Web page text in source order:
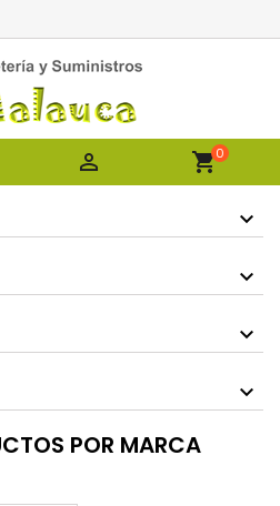
 shopping_cart0
POR MARCA